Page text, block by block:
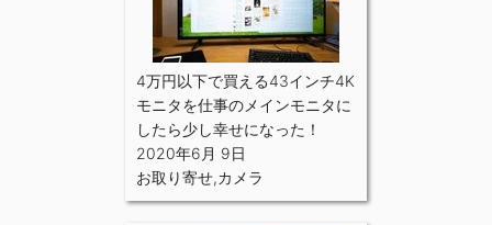
4万円以下で買える43インチ4K
モニタを仕事のメインモニタに
したら少し幸せになった！
2020年6月 9日
お取り寄せ,カメラ